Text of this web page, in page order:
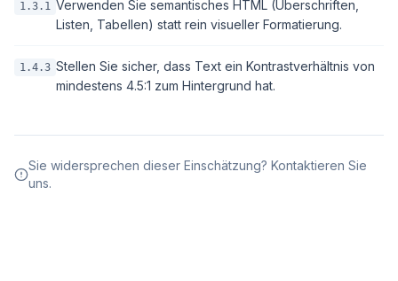
1.3.1 Verwenden Sie semantisches HTML (Überschriften,
Listen, Tabellen) statt rein visueller Formatierung.
1.4.3 Stellen Sie sicher, dass Text ein Kontrastverhältnis von
mindestens 4.5:1 zum Hintergrund hat.
Sie widersprechen dieser Einschätzung? Kontaktieren Sie
uns.